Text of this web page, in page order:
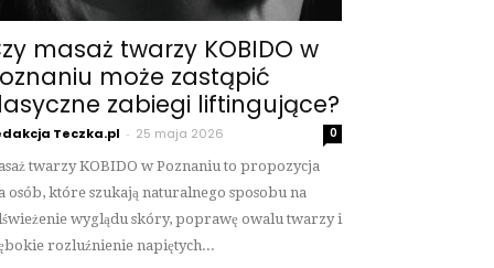
masaż twarzy KOBIDO w
może zastąpić
zabiegi liftingujące?
Teczka.pl - 25 maja 2026
0
twarzy KOBIDO w Poznaniu to propozycja
osób, które szukają naturalnego sposobu na
wyglądu skóry, poprawę owalu twarzy i
rozluźnienie napiętych...